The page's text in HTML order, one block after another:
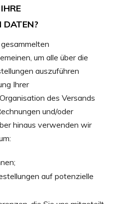
DATEN?
um alle über die
auszuführen
Ihrer
des Versands
und/oder
hinaus verwenden wir
auf potenzielle